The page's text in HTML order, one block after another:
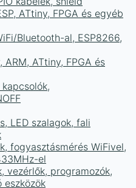
ATtiny, FPGA és egyéb
Bluetooth-al, ESP8266,
ARM, ATtiny, FPGA és
LED szalagok, fali
fogyasztásmérés WiFivel,
el
vezérlők, programozók,
eszközök